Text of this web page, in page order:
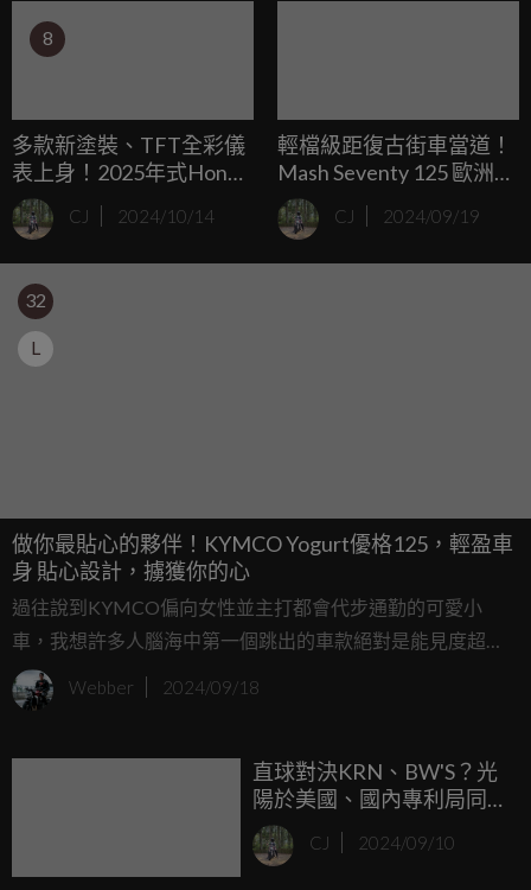
8
多款新塗裝、TFT全彩儀
表上身！2025年式Honda
Forza 125 / 350 正式發表
CJ 2024/10/14
輕檔級距復古街車當道！
Mash Seventy 125 歐洲正
式發表
CJ 2024/09/19
32
L
做你最貼心的夥伴！KYMCO Yogurt優格125，輕盈車
身 貼心設計，擄獲你的心
過往說到KYMCO偏向女性並主打都會代步通勤的可愛小
車，我想許多人腦海中第一個跳出的車款絕對是能見度超
高，而且也用銷量證明自己超熱賣的Many車系，但隨著消費
者對於新車的要求日漸提高，2024年夏天KYMCO推出全新
Webber 2024/09/18
直球對決KRN、BW'S？光
陽於美國、國內專利局同
步申請「KMN 125N」商
標
CJ 2024/09/10